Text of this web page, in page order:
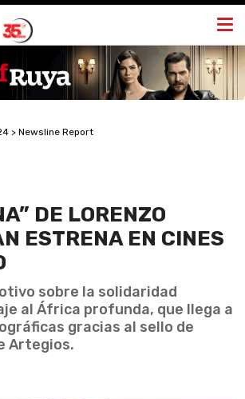
> Newsline Report
DE LORENZO
ESTRENA EN CINES
sobre la solidaridad
al África profunda, que llega a
gracias al sello de
Artegios.